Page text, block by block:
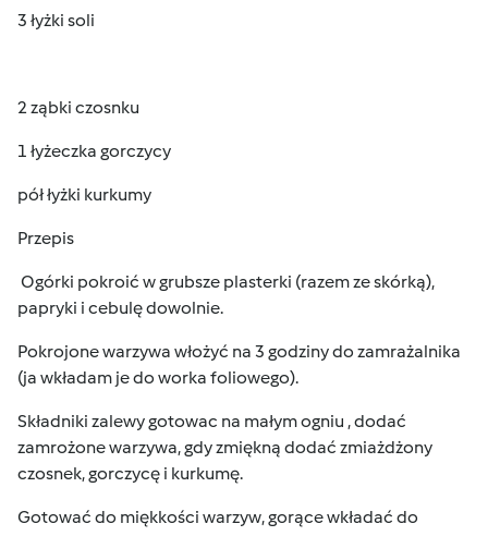
3 łyżki soli
2 ząbki czosnku
1 łyżeczka gorczycy
pół łyżki kurkumy
Przepis
Ogórki pokroić w grubsze plasterki (razem ze skórką),
papryki i cebulę dowolnie.
Pokrojone warzywa włożyć na 3 godziny do zamrażalnika
(ja wkładam je do worka foliowego).
Składniki zalewy gotowac na małym ogniu , dodać
zamrożone warzywa, gdy zmiękną dodać zmiażdżony
czosnek, gorczycę i kurkumę.
Gotować do miękkości warzyw, gorące wkładać do